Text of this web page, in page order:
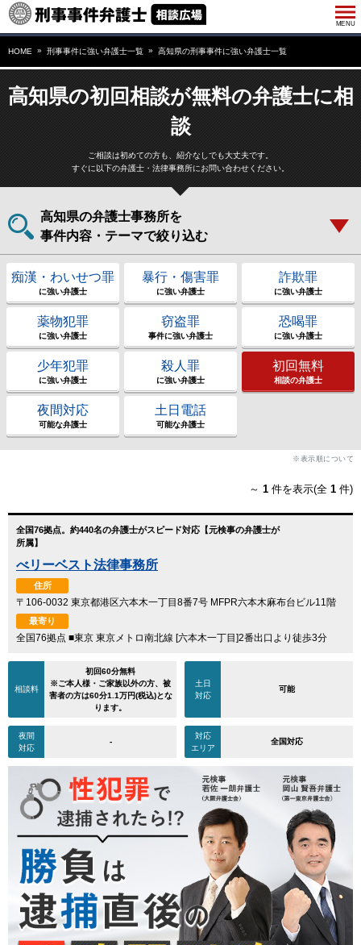
HOME 刑事事件に強い弁護士一覧 高知県の刑事事件に強い弁護士一覧
高知県の初回相談が無料の弁護士に相
談
ご相談は初めての方も、紹介なしでも大丈夫です。
すぐに以下の弁護士・法律事務所にお問い合わせください。
高知県の弁護士事務所を
事件内容・テーマで絞り込む
痴漢・わいせつ罪
に強い弁護士
暴行・傷害罪
に強い弁護士
詐欺罪
に強い弁護士
薬物犯罪
に強い弁護士
窃盗罪
事件に強い弁護士
恐喝罪
に強い弁護士
少年犯罪
に強い弁護士
殺人罪
に強い弁護士
初回無料
相談の弁護士
夜間対応
可能な弁護士
土日電話
可能な弁護士
※表示順について
～ 1 件を表示(全 1 件)
全国76拠点。約440名の弁護士がスピード対応【元検事の弁護士が
所属】
べリーベスト法律事務所
住所
〒106-0032 東京都港区六本木一丁目8番7号 MFPR六本木麻布台ビル11階
最寄り
全国76拠点 ■東京 東京メトロ南北線 [六本木一丁目]2番出口より徒歩3分
相談料
初回60分無料
※ご本人様・ご家族以外の方、被
害者の方は60分1.1万円(税込)とな
ります。
土日
対応
可能
夜間
対応
-
対応
エリア
全国対応